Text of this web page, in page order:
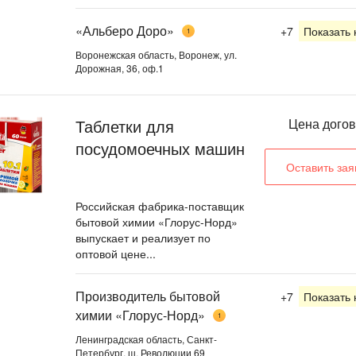
«Альберо Доро» 1
Воронежская область, Воронеж, ул.
Дорожная, 36, оф.1
+7
Таблетки для
посудомоечных машин
Российская фабрика-поставщик
бытовой химии «Глорус-Норд»
выпускает и реализует по
оптовой цене...
Цена
Оставить
Производитель бытовой
химии «Глорус-Норд»
1
Ленинградская область, Санкт-
Петербург, ш. Революции 69
+7